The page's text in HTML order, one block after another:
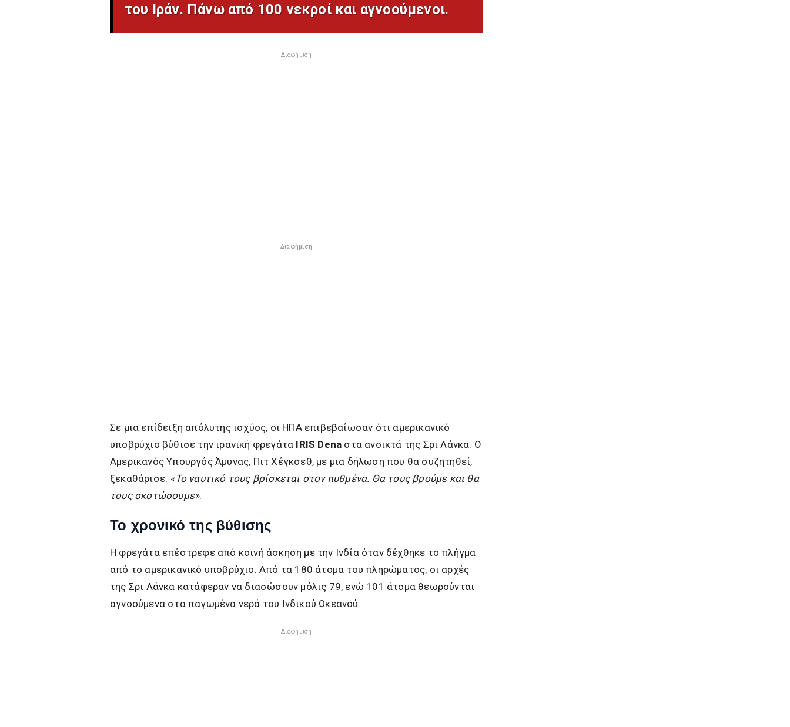
του Ιράν. Πάνω από 100 νεκροί και αγνοούμενοι.
Διαφήμιση
Διαφήμιση
Σε μια επίδειξη απόλυτης ισχύος, οι ΗΠΑ επιβεβαίωσαν ότι αμερικανικό
υποβρύχιο βύθισε την ιρανική φρεγάτα IRIS Dena στα ανοικτά της Σρι Λάνκα. Ο
Αμερικανός Υπουργός Άμυνας, Πιτ Χέγκσεθ, με μια δήλωση που θα συζητηθεί,
ξεκαθάρισε: «Το ναυτικό τους βρίσκεται στον πυθμένα. Θα τους βρούμε και θα
τους σκοτώσουμε».
Το χρονικό της βύθισης
Η φρεγάτα επέστρεφε από κοινή άσκηση με την Ινδία όταν δέχθηκε το πλήγμα
από το αμερικανικό υποβρύχιο. Από τα 180 άτομα του πληρώματος, οι αρχές
της Σρι Λάνκα κατάφεραν να διασώσουν μόλις 79, ενώ 101 άτομα θεωρούνται
αγνοούμενα στα παγωμένα νερά του Ινδικού Ωκεανού.
Διαφήμιση